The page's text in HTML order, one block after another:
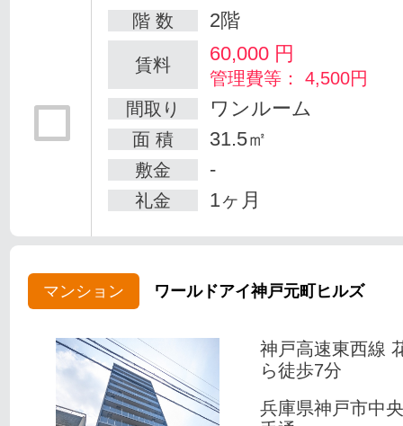
階 数 2階
賃料 60,000 円
管理費等： 4,500円
間取り
ワンルーム
面 積 31.5㎡
敷金 -
礼金 1ヶ月
マンション ワールドアイ神戸元町ヒルズ
神戸高速東西線
ら徒歩7分
兵庫県神戸市中